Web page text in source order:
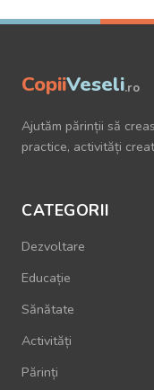
CopiiVeseli.ro
Ajutăm părinții să
practice, activități
CATEGORII
Dezvoltare
Educație
Sănătate
Activități
Părinți